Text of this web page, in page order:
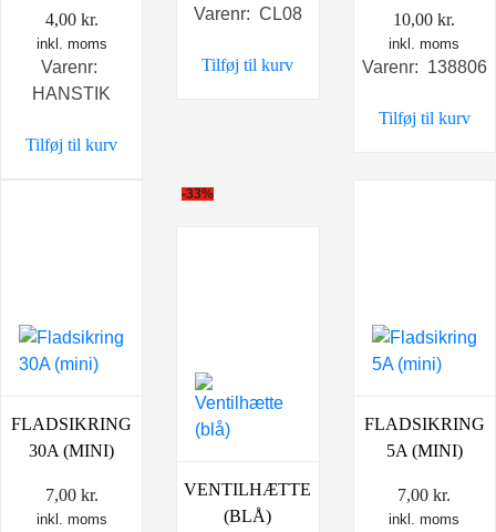
4,00 kr.
inkl. moms
Varenr:
HANSTIK
Tilføj til kurv
Varenr: CL08
Tilføj til kurv
10,00kr.
inkl. moms
Varenr: 138806
Tilføj til kurv
FLADSIKRING
30A (MINI)
7,00 kr.
inkl. moms
-33%
VENTILHÆTTE
(BLÅ)
FLADSIKRING
5A (MINI)
7,00kr.
inkl. moms